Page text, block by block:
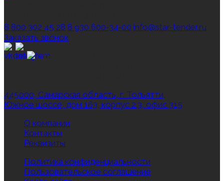
8 800 302 45 28 8 930 600‑34‑00 info@star-tender.ru
Заказать звонок
445000, Самарская область, г. Тольятти,
Южное шоссе, дом 163, корпус 2.3, офис 315
О компании
Контакты
Реквизиты
Политика конфиденциальности
Пользовательское соглашение